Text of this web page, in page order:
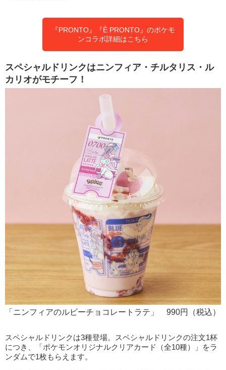
『PRONTO』『È PRONTO』のポケモ
ンコラボ詳細はこちら
スペシャルドリンクはニンフィア・チルタリス・ル
カリオがモチーフ！
「ニンフィアのルビーチョコレートラテ」 990円（税込）
スペシャルドリンクは3種登場。スペシャルドリンクの注文1杯
につき、「ポケモンオリジナルクリアカード（全10種）」をラ
ンダムで1枚もらえます。